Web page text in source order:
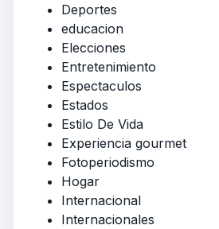
Deportes
educacion
Elecciones
Entretenimiento
Espectaculos
Estados
Estilo De Vida
Experiencia gourmet
Fotoperiodismo
Hogar
Internacional
Internacionales